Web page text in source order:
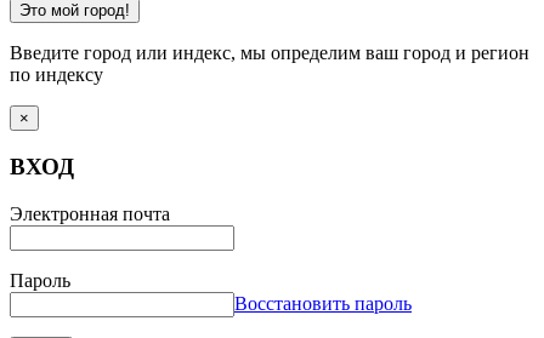
Это мой город!
Введите город или индекс, мы определим ваш город и регион
по индексу
×
ВХОД
Электронная почта
Пароль
Восстановить пароль